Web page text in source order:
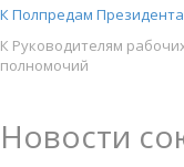
К Полпредам
К Руководителям
полномочий
Новости